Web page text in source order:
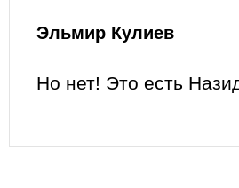
Эльмир Кулиев
Но нет! Это есть